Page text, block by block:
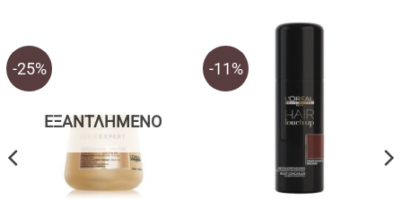
-25%
ΕΞΑΝΤΛΗΜΈΝΟ
-11%